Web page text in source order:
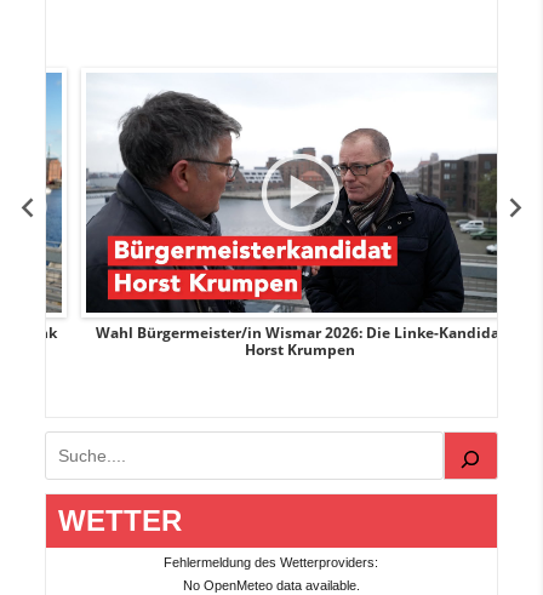
Wahl Bürgermeister/in Wismar 2026: Die Linke-Kandidat
Horst Krumpen
Suchen
WETTER
Fehlermeldung des Wetterproviders:
No OpenMeteo data available.